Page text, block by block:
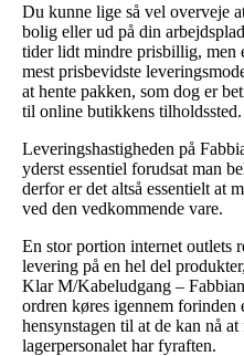
Du kunne lige så vel overveje
bolig eller ud på din
tider lidt mindre prisbillig, men
mest prisbevidste
at hente pakken, som dog er
til online butikkens tilholdssted.
Leveringshastigheden på
yderst essentiel forudsat man
derfor er det altså essentielt at
ved den vedkommende vare.
En stor portion internet outlets
levering på en hel del
Klar M/Kabeludgang –
ordren køres igennem forinden
hensynstagen til at de kan nå
lagerpersonalet har fyraften.